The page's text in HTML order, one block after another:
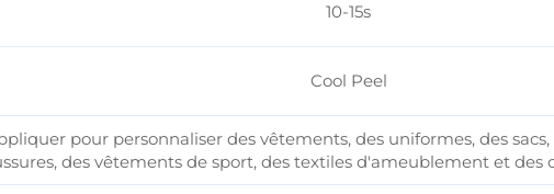
10-15s
Cool Peel
pour personnaliser des vêtements, des uniformes, des sacs,
des vêtements de sport, des textiles d'ameublement et des